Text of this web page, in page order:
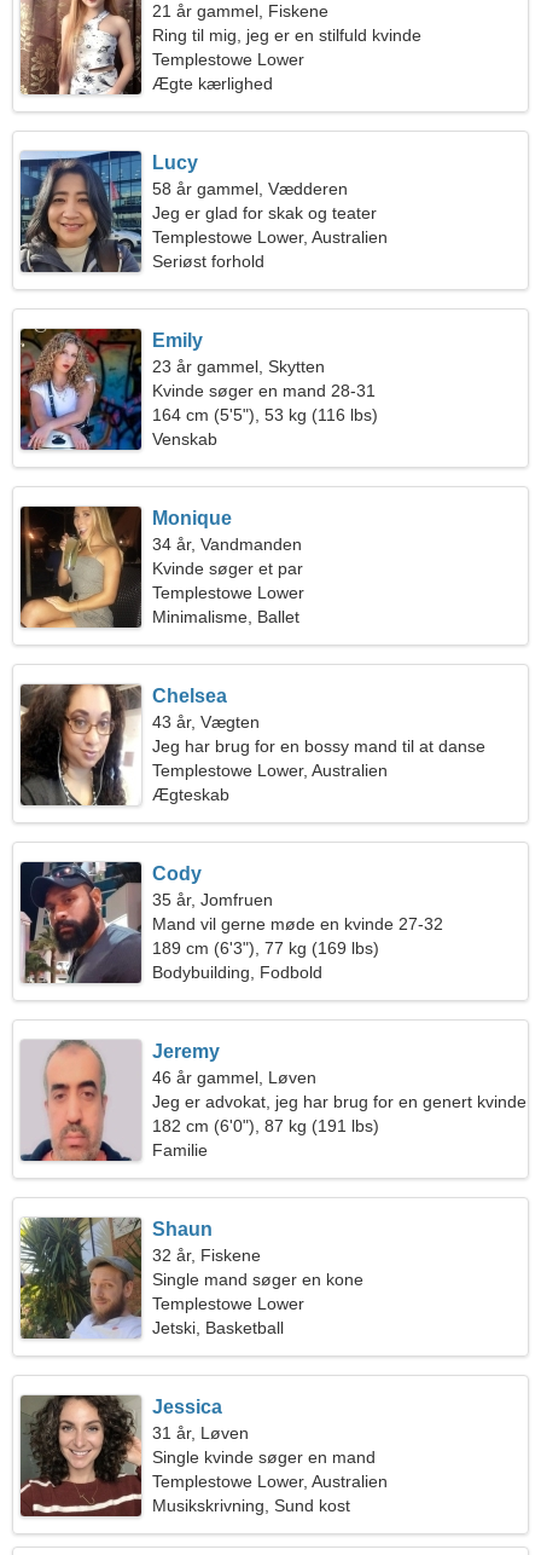
21 år gammel, Fiskene
Ring til mig, jeg er en stilfuld kvinde
Templestowe Lower
Ægte kærlighed
Lucy
58 år gammel, Vædderen
Jeg er glad for skak og teater
Templestowe Lower, Australien
Seriøst forhold
Emily
23 år gammel, Skytten
Kvinde søger en mand 28-31
164 cm (5'5"), 53 kg (116 lbs)
Venskab
Monique
34 år, Vandmanden
Kvinde søger et par
Templestowe Lower
Minimalisme, Ballet
Chelsea
43 år, Vægten
Jeg har brug for en bossy mand til at danse
Templestowe Lower, Australien
Ægteskab
Cody
35 år, Jomfruen
Mand vil gerne møde en kvinde 27-32
189 cm (6'3"), 77 kg (169 lbs)
Bodybuilding, Fodbold
Jeremy
46 år gammel, Løven
Jeg er advokat, jeg har brug for en genert kvinde
182 cm (6'0"), 87 kg (191 lbs)
Familie
Shaun
32 år, Fiskene
Single mand søger en kone
Templestowe Lower
Jetski, Basketball
Jessica
31 år, Løven
Single kvinde søger en mand
Templestowe Lower, Australien
Musikskrivning, Sund kost